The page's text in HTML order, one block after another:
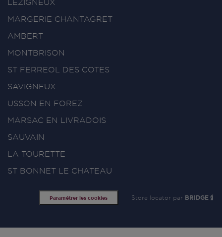
LEZIGNEUX
MARGERIE CHANTAGRET
AMBERT
MONTBRISON
ST FERREOL DES COTES
SAVIGNEUX
USSON EN FOREZ
MARSAC EN LIVRADOIS
SAUVAIN
LA TOURETTE
ST BONNET LE CHATEAU
Paramétrer les cookies Store locator par BRIDGE